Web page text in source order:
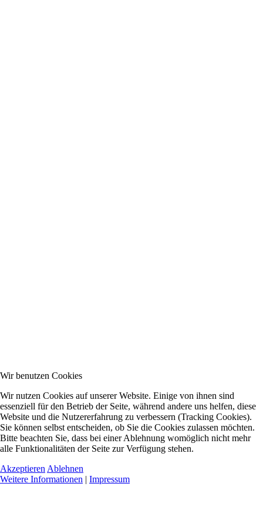
Wir benutzen Cookies
Wir nutzen Cookies auf unserer Website. Einige von ihnen sind
essenziell für den Betrieb der Seite, während andere uns helfen, diese
Website und die Nutzererfahrung zu verbessern (Tracking Cookies).
Sie können selbst entscheiden, ob Sie die Cookies zulassen möchten.
Bitte beachten Sie, dass bei einer Ablehnung womöglich nicht mehr
alle Funktionalitäten der Seite zur Verfügung stehen.
Akzeptieren Ablehnen
Weitere Informationen | Impressum